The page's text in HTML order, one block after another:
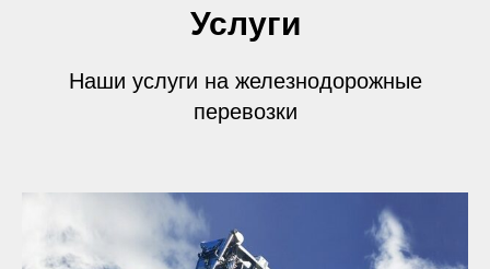
Услуги
Наши услуги на железнодорожные
перевозки